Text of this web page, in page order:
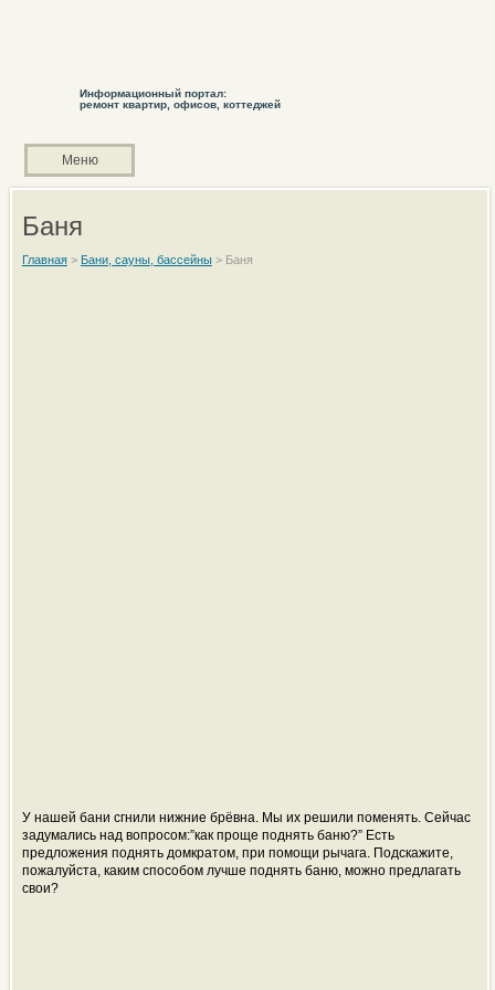
Информационный портал:
ремонт квартир, офисов, коттеджей
Меню
Баня
Главная> Бани, сауны, бассейны> Баня
У нашей бани сгнили нижние брёвна. Мы их решили поменять. Сейчас
задумались над вопросом:”как проще поднять баню?” Есть
предложения поднять домкратом, при помощи рычага. Подскажите,
пожалуйста, каким способом лучше поднять баню, можно предлагать
свои?